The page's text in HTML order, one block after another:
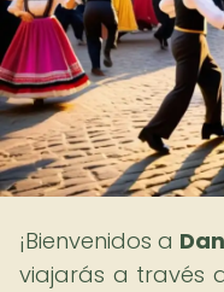
¡Bienvenidos a
viajarás a través